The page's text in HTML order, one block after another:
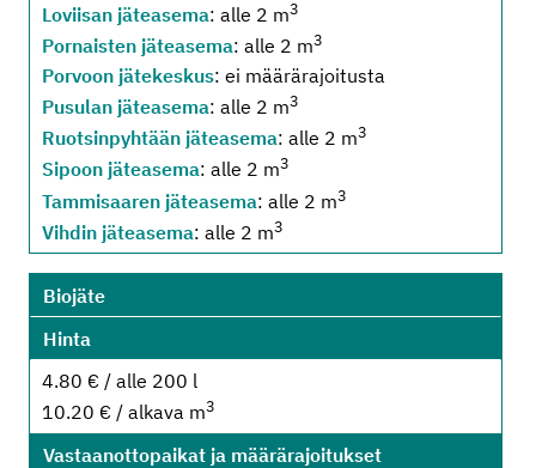
Loviisan jäteasema: alle 2 m3
Pornaisten jäteasema: alle 2 m3
Porvoon jätekeskus: ei määrärajoitusta
Pusulan jäteasema: alle 2 m3
Ruotsinpyhtään jäteasema: alle 2 m3
Sipoon jäteasema: alle 2 m3
Tammisaaren jäteasema: alle 2 m3
Vihdin jäteasema: alle 2 m3
Biojäte
Hinta
4.80 € / alle 200 l
10.20 € / alkava m3
Vastaanottopaikat ja määrärajoitukset